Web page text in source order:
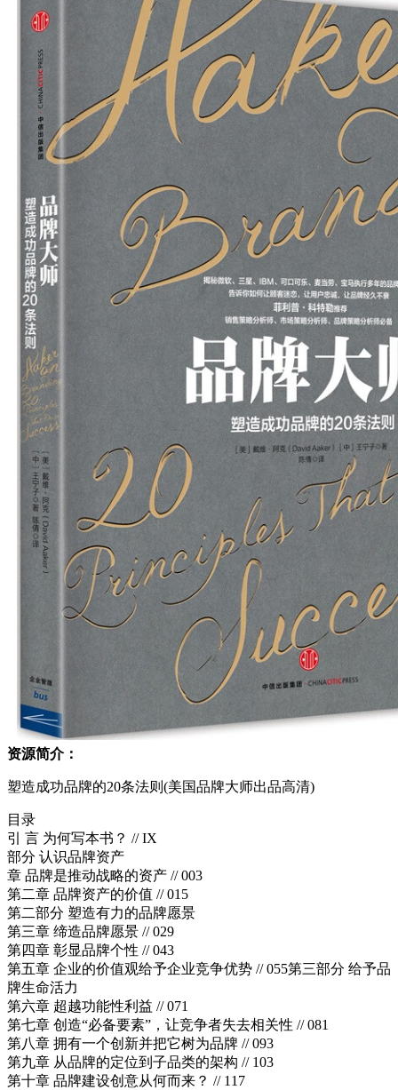
资源简介：
塑造成功品牌的20条法则(美国品牌大师出品高清)
目录
引 言 为何写本书？ // IX
部分 认识品牌资产
章 品牌是推动战略的资产 // 003
第二章 品牌资产的价值 // 015
第二部分 塑造有力的品牌愿景
第三章 缔造品牌愿景 // 029
第四章 彰显品牌个性 // 043
第五章 企业的价值观给予企业竞争优势 // 055第三部分 给予品
牌生命活力
第六章 超越功能性利益 // 071
第七章 创造“必备要素”，让竞争者失去相关性 // 081
第八章 拥有一个创新并把它树为品牌 // 093
第九章 从品牌的定位到子品类的架构 // 103
第十章 品牌建设创意从何而来？ // 117